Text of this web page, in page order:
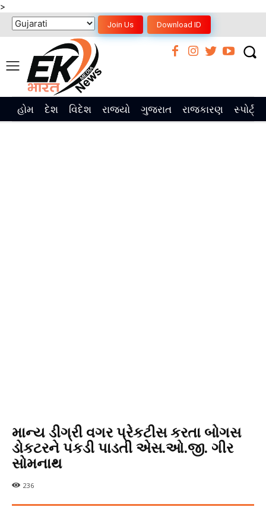
>
Join Us Download ID
હોમ દેશ વિદેશ રાજ્યો ગુજરાત રાજકારણ સ્પોર્ટ્સ
માન્ય ડીગ્રી વગર પ્રેકટીસ કરતા બોગસ
ડોકટરને પકડી પાડતી એસ.ઓ.જી. ગીર
સોમનાથ
236